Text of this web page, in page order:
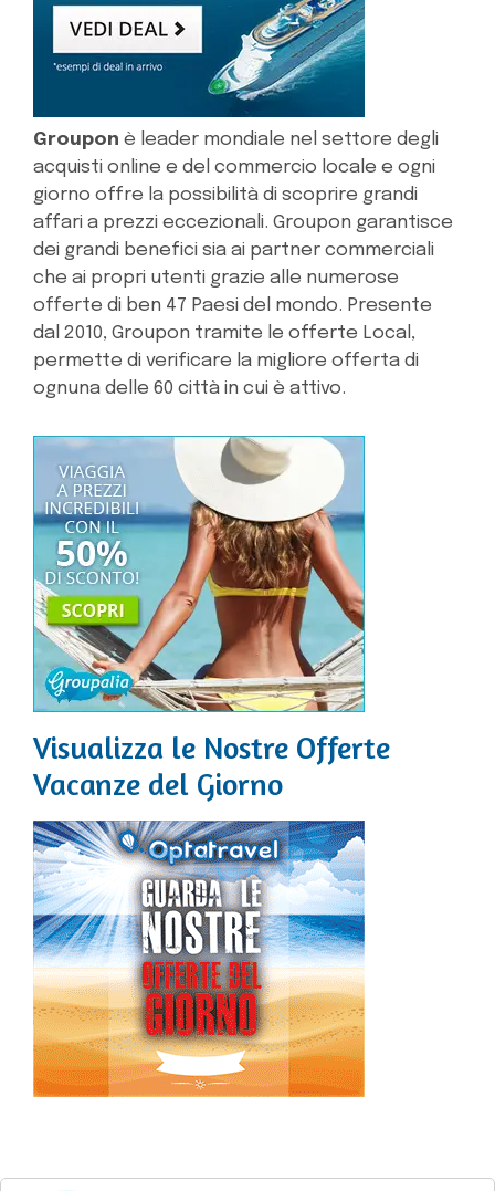
Groupon è leader mondiale nel settore degli
acquisti online e del commercio locale e ogni
giorno offre la possibilità di scoprire grandi
affari a prezzi eccezionali. Groupon garantisce
dei grandi benefici sia ai partner commerciali
che ai propri utenti grazie alle numerose
offerte di ben 47 Paesi del mondo. Presente
dal 2010, Groupon tramite le offerte Local,
permette di verificare la migliore offerta di
ognuna delle 60 città in cui è attivo.
Visualizza le Nostre Offerte
Vacanze del Giorno